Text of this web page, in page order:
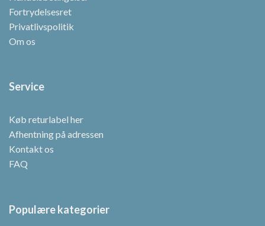
Fortrydelsesret
Privatlivspolitik
Om os
Service
Køb returlabel her
Afhentning på adressen
Kontakt os
FAQ
Populære kategorier